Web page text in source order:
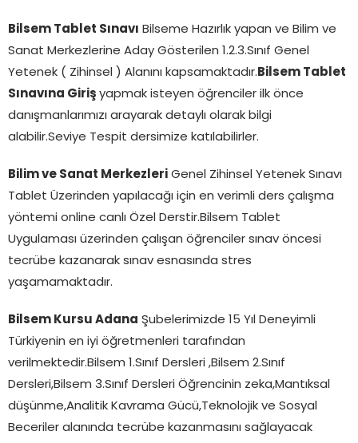
Bilsem Tablet Sınavı Bilseme Hazırlık yapan ve Bilim ve
Sanat Merkezlerine Aday Gösterilen 1.2.3.Sınıf Genel
Yetenek ( Zihinsel ) Alanını kapsamaktadır.Bilsem Tablet
Sınavına Giriş yapmak isteyen öğrenciler ilk önce
danışmanlarımızı arayarak detaylı olarak bilgi
alabilir.Seviye Tespit dersimize katılabilirler.
Bilim ve Sanat Merkezleri Genel Zihinsel Yetenek Sınavı
Tablet Üzerinden yapılacağı için en verimli ders çalışma
yöntemi online canlı Özel Derstir.Bilsem Tablet
Uygulaması üzerinden çalışan öğrenciler sınav öncesi
tecrübe kazanarak sınav esnasında stres
yaşamamaktadır.
Bilsem Kursu Adana Şubelerimizde 15 Yıl Deneyimli
Türkiyenin en iyi öğretmenleri tarafından
verilmektedir.Bilsem 1.Sınıf Dersleri ,Bilsem 2.Sınıf
Dersleri,Bilsem 3.Sınıf Dersleri Öğrencinin zeka,Mantıksal
düşünme,Analitik Kavrama Gücü,Teknolojik ve Sosyal
Beceriler alanında tecrübe kazanmasını sağlayacak